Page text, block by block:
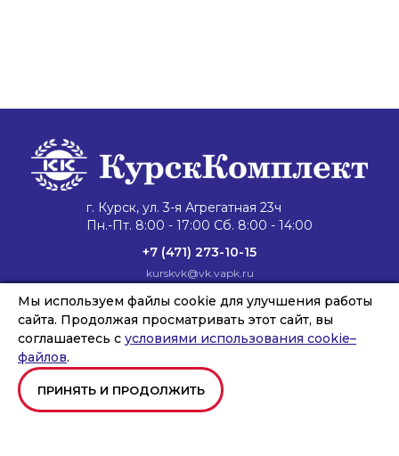
г. Курск, ул. 3-я Агрегатная 23ч
Пн.-Пт. 8:00 - 17:00 Сб. 8:00 - 14:00
+7 (471) 273-10-15
kurskvk@vk.vapk.ru
ГлавнаяКаталог техники Запасные части
Сервис и ремонтЛизинг и кредитФилиалыО компании
НовостиКонтакты
Copyright © ООО «ВОРОНЕЖКОМПЛЕКТ», 2026
Создание и продвижение сайтов
Мы используем файлы cookie для улучшения работы
сайта. Продолжая просматривать этот сайт, вы
соглашаетесь с условиями использования cookie–
файлов.
ПРИНЯТЬ И ПРОДОЛЖИТЬ